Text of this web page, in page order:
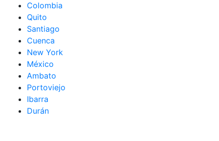
Colombia
Quito
Santiago
Cuenca
New York
México
Ambato
Portoviejo
Ibarra
Durán